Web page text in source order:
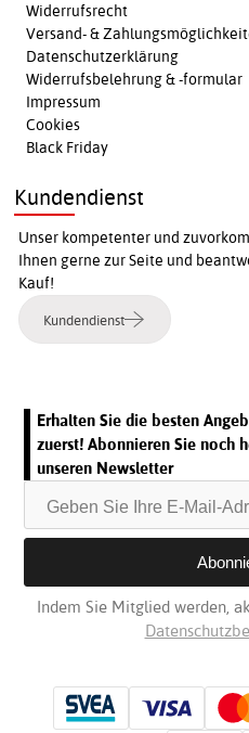
Widerrufsrecht
Versand- &
Datenschutzerklärung
Widerrufsbelehrung & -formular
Impressum
Cookies
Black Friday
Kundendienst
Unser kompetenter und
Ihnen gerne zur Seite und
Kauf!
Kundendienst
Erhalten Sie die besten
zuerst! Abonnieren Sie noch
unseren Newsletter
Indem Sie Mitglied werden,